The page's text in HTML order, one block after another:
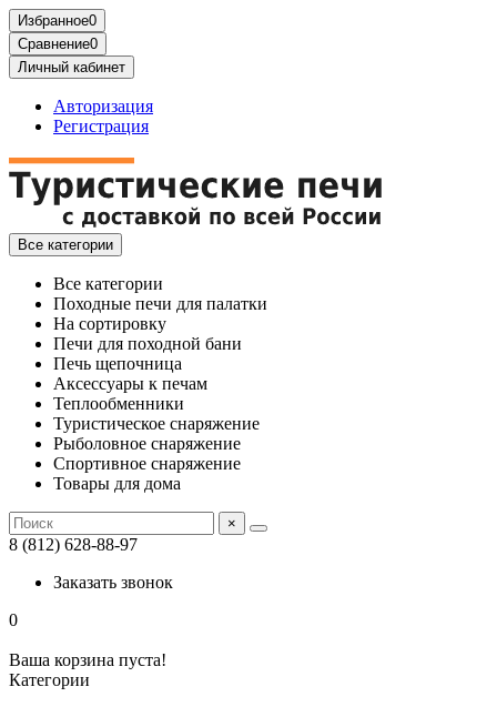
Избранное0
Сравнение0
Личный кабинет
Авторизация
Регистрация
Все категории
Все категории
Походные печи для палатки
На сортировку
Печи для походной бани
Печь щепочница
Аксессуары к печам
Теплообменники
Туристическое снаряжение
Рыболовное снаряжение
Спортивное снаряжение
Товары для дома
×
8 (812) 628-88-97
Заказать звонок
0
Ваша корзина пуста!
Категории